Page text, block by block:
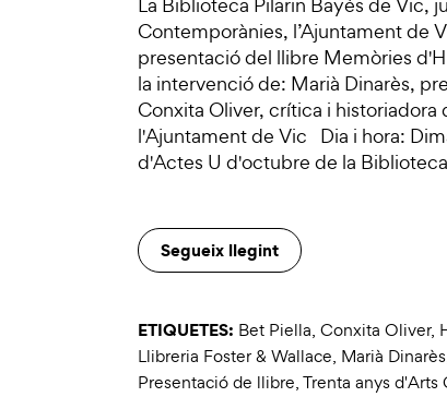
Contemporànies, l’Ajuntament de
presentació del llibre Memòries
la intervenció de: Marià Dinarès,
Conxita Oliver, crítica i
l'Ajuntament de Vic Dia i hora:
d'Actes U d'octubre de la
Segueix llegint
ETIQUETES: Bet Piella, Conxita Oliver,
Llibreria Foster & Wallace, Marià Dinarès
Presentació de llibre,Trenta anys